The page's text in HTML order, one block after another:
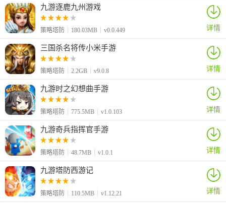
九游逐鹿九州游戏
策略塔防 180.03MB v0.0.449 详情
三国杀名将传小米手游
策略塔防 2.2GB v9.0.8 详情
九游时之幻想曲手游
策略塔防 775.5MB v1.0.103 详情
九游奇兵指挥官手游
策略塔防 48.7MB v1.0.1 详情
九游塔防西游记
策略塔防 110.5MB v1.12.21 详情